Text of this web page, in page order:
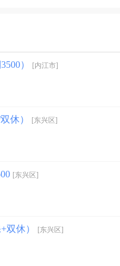
） [内江市]
休） [东兴区]
[东兴区]
双休） [东兴区]